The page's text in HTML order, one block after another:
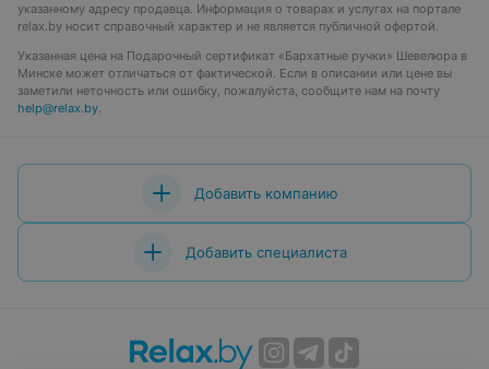
указанному адресу продавца. Информация о товарах и услугах на портале
relax.by носит справочный характер и не является публичной офертой.
Указанная цена на Подарочный сертификат «Бархатные ручки» Шевелюра в
Минске может отличаться от фактической. Если в описании или цене вы
заметили неточность или ошибку, пожалуйста, сообщите нам на почту
help@relax.by.
Добавить компанию
Добавить специалиста